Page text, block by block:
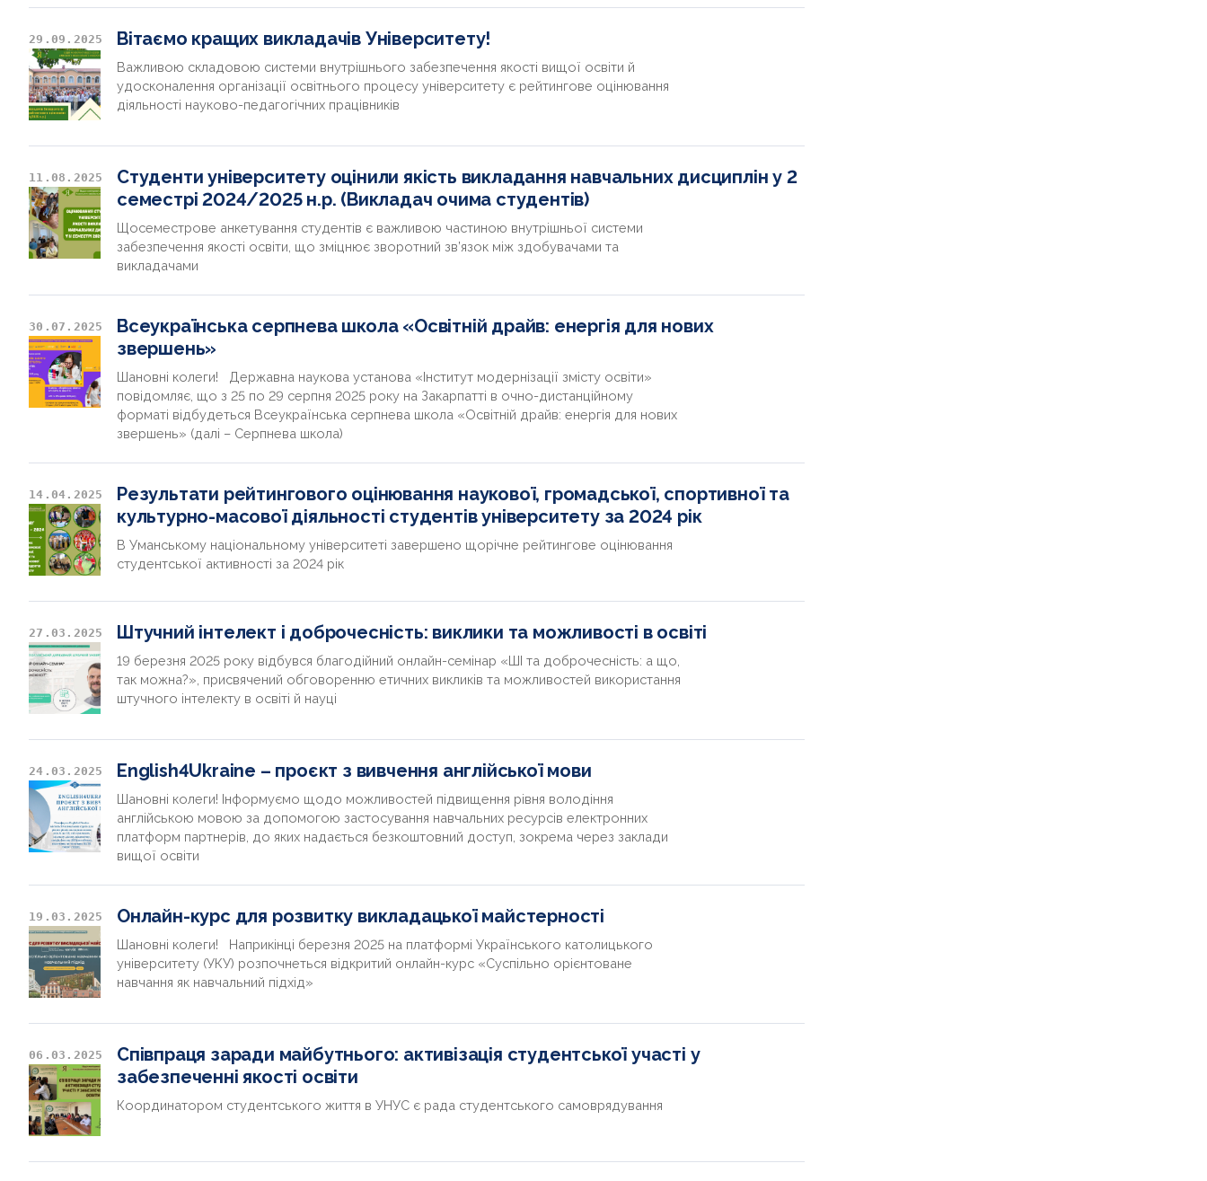
29.09.2025 Вітаємо кращих викладачів Університету!
Важливою складовою системи внутрішнього забезпечення якості вищої освіти й
удосконалення організації освітнього процесу університету є рейтингове оцінювання
діяльності науково-педагогічних працівників
11.08.2025
Студенти університету оцінили якість викладання навчальних дисциплін у 2
семестрі 2024/2025 н.р. (Викладач очима студентів)
Щосеместрове анкетування студентів є важливою частиною внутрішньої системи
забезпечення якості освіти, що зміцнює зворотний зв’язок між здобувачами та
викладачами
30.07.2025
Всеукраїнська серпнева школа «Освітній драйв: енергія для нових
звершень»
Шановні колеги! Державна наукова установа «Інститут модернізації змісту освіти»
повідомляє, що з 25 по 29 серпня 2025 року на Закарпатті в очно-дистанційному
форматі відбудеться Всеукраїнська серпнева школа «Освітній драйв: енергія для нових
звершень» (далі – Серпнева школа)
14.04.2025
Результати рейтингового оцінювання наукової, громадської, спортивної та
культурно-масової діяльності студентів університету за 2024 рік
В Уманському національному університеті завершено щорічне рейтингове оцінювання
студентської активності за 2024 рік
27.03.2025 Штучний інтелект і доброчесність: виклики та можливості в освіті
19 березня 2025 року відбувся благодійний онлайн-семінар «ШІ та доброчесність: а що,
так можна?», присвячений обговоренню етичних викликів та можливостей використання
штучного інтелекту в освіті й науці
24.03.2025 English4Ukraine – проєкт з вивчення англійської мови
Шановні колеги! Інформуємо щодо можливостей підвищення рівня володіння
англійською мовою за допомогою застосування навчальних ресурсів електронних
платформ партнерів, до яких надається безкоштовний доступ, зокрема через заклади
вищої освіти
19.03.2025 Онлайн-курс для розвитку викладацької майстерності
Шановні колеги! Наприкінці березня 2025 на платформі Українського католицького
університету (УКУ) розпочнеться відкритий онлайн-курс «Суспільно орієнтоване
навчання як навчальний підхід»
06.03.2025
Співпраця заради майбутнього: активізація студентської участі у
забезпеченні якості освіти
Координатором студентського життя в УНУС є рада студентського самоврядування